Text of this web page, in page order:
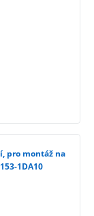
pro montáž na
1DA10